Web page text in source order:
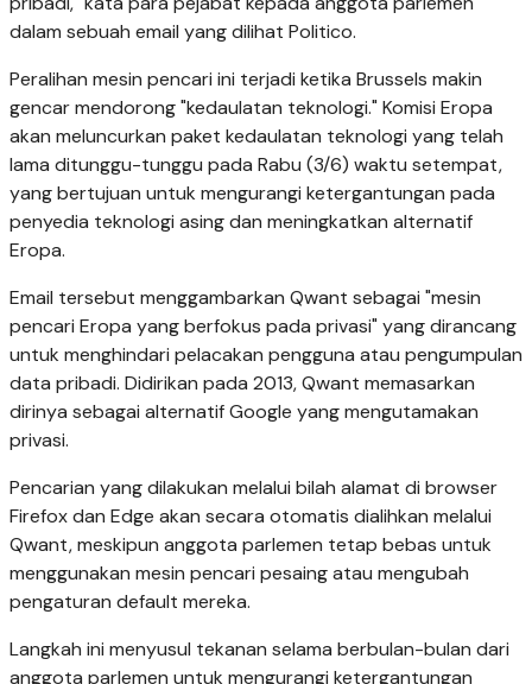
dalam sebuah email yang dilihat Politico.
Peralihan mesin pencari ini terjadi ketika Brussels makin
gencar mendorong "kedaulatan teknologi." Komisi Eropa
akan meluncurkan paket kedaulatan teknologi yang telah
lama ditunggu-tunggu pada Rabu (3/6) waktu setempat,
yang bertujuan untuk mengurangi ketergantungan pada
penyedia teknologi asing dan meningkatkan alternatif
Eropa.
Email tersebut menggambarkan Qwant sebagai "mesin
pencari Eropa yang berfokus pada privasi" yang dirancang
untuk menghindari pelacakan pengguna atau pengumpulan
data pribadi. Didirikan pada 2013, Qwant memasarkan
dirinya sebagai alternatif Google yang mengutamakan
privasi.
Pencarian yang dilakukan melalui bilah alamat di browser
Firefox dan Edge akan secara otomatis dialihkan melalui
Qwant, meskipun anggota parlemen tetap bebas untuk
menggunakan mesin pencari pesaing atau mengubah
pengaturan default mereka.
Langkah ini menyusul tekanan selama berbulan-bulan dari
anggota parlemen untuk mengurangi ketergantungan